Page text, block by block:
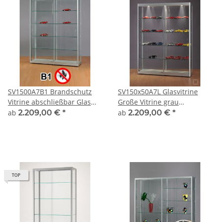
SV1500A7B1 Brandschutz
Vitrine abschließbar Glas
Alu Silber
ab 2.209,00 € *
SV150x50A7L Glasvitrine
Große Vitrine grau
Ausstellungsvitrine
ab 2.209,00 € *
TOP